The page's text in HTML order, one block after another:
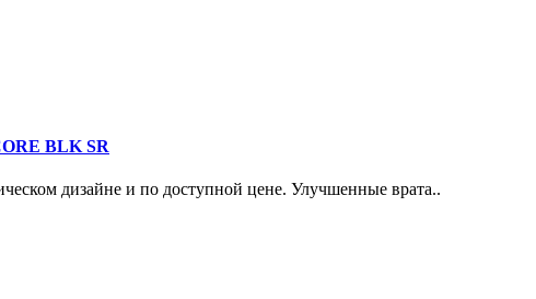
BLK SR
дизайне и по доступной цене. Улучшенные врата..